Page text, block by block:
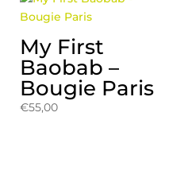
My First
Baobab –
Bougie Paris
€55,00